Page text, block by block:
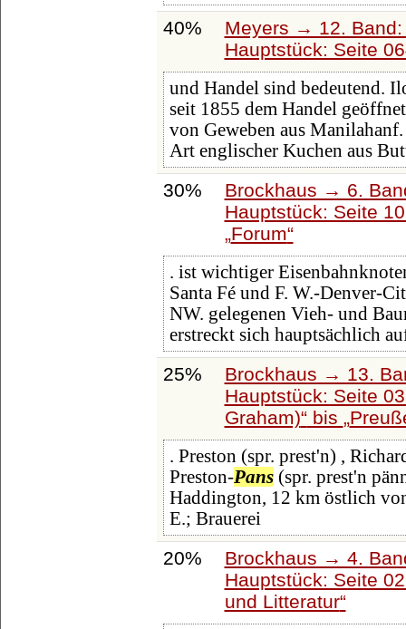
40%
Meyers → 12.
Hauptstück: Seite
und Handel sind bedeutend.
seit 1855 dem Handel
von Geweben aus
Art englischer Kuchen aus
30%
Brockhaus → 6.
Hauptstück: Seite
Forum
. ist wichtiger
Santa Fé und F. W.-Denver-
NW. gelegenen Vieh- und
erstreckt sich hauptsächlich
25%
Brockhaus → 13.
Hauptstück: Seite
Graham) bis
. Preston (spr. prest'n) ,
Preston-Pans(spr. prest'n
Haddington, 12 km östlich
E.; Brauerei
20%
Brockhaus → 4.
Hauptstück: Seite
und Litteratur